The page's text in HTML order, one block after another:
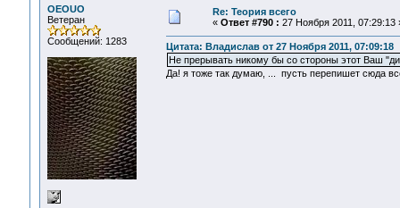
OEOUO
Ветеран
Сообщений: 1283
Re: Теория всего
« Ответ #790 : 27 Ноября 2011, 07:29:13
Цитата: Владислав от 27 Ноября 2011, 07:09:18
Не прерывать никому бы со стороны этот Ваш
Да! я тоже так думаю, ... пусть перепишет сюда